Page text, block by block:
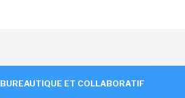
BUREAUTIQUE ET COLLABORATIF